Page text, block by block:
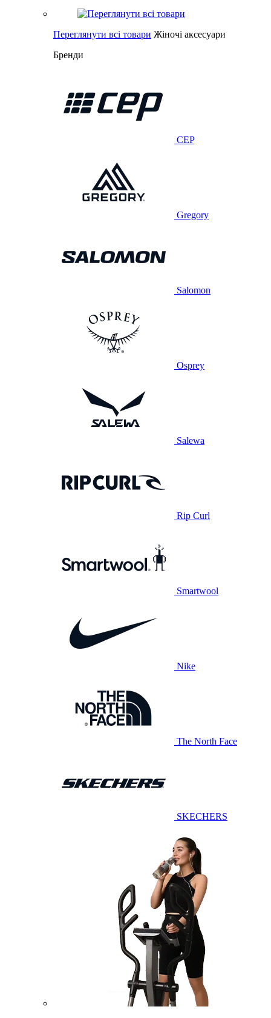
Переглянути всі товари Жіночі аксесуари
Бренди
CEP
Gregory
Salomon
Osprey
Salewa
Rip Curl
Smartwool
Nike
The North Face
SKECHERS